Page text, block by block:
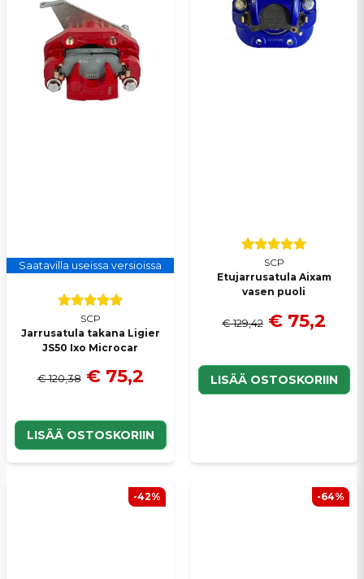
Saatavilla useissa versioissa
SCP
Jarrusatula takana Ligier
JS50 Ixo Microcar
€ 120,38 € 75,2
LISÄÄ OSTOSKORIIN
SCP
Etujarrusatula Aixam
vasen puoli
€ 129,42 € 75,2
LISÄÄ OSTOSKORIIN
-42% -64%
Lähetä kysymys